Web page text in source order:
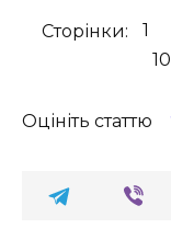
Сторінки: 1
10
Оцініть статтю